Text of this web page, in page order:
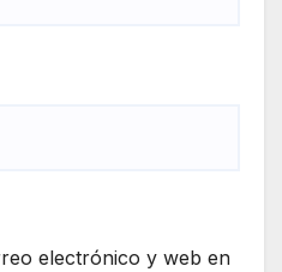
electrónico y web en